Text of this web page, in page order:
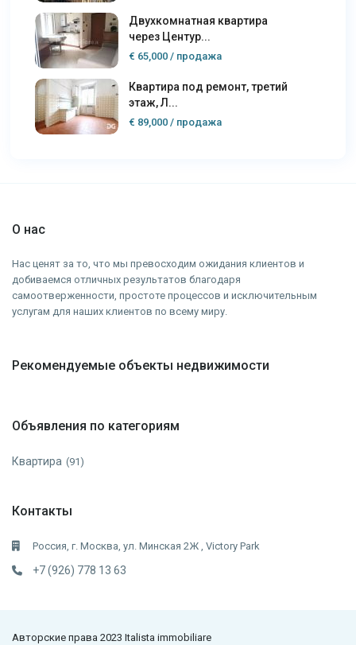
Двухкомнатная квартира
через Центур...
€ 65,000/ продажа
Квартира под ремонт, третий
этаж, Л...
€ 89,000/ продажа
О нас
Нас ценят за то, что мы превосходим ожидания клиентов и
добиваемся отличных результатов благодаря
самоотверженности, простоте процессов и исключительным
услугам для наших клиентов по всему миру.
Рекомендуемые объекты недвижимости
Объявления по категориям
Квартира (91)
Контакты
Россия, г. Москва, ул. Минская 2Ж , Victory Park
+7 (926) 778 13 63
Авторские права 2023 Italista immobiliare